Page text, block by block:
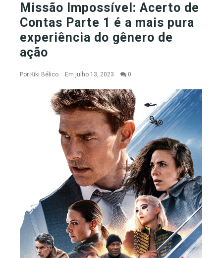
Missão Impossível: Acerto de
Contas Parte 1 é a mais pura
experiência do gênero de
ação
Por Kiki Bélico Em julho 13, 2023 0